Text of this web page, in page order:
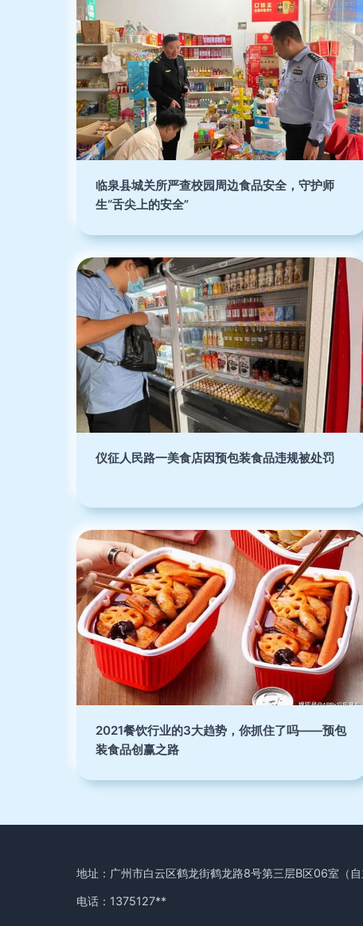
临泉县城关所严查校园周边食品安全，守护师
生“舌尖上的安全”
仪征人民路一美食店因预包装食品违规被处罚
2021餐饮行业的3大趋势，你抓住了吗——预包
装食品创赢之路
地址：广州市白云区鹤龙街鹤龙路8号第三层B区06室（自
电话：1375127**